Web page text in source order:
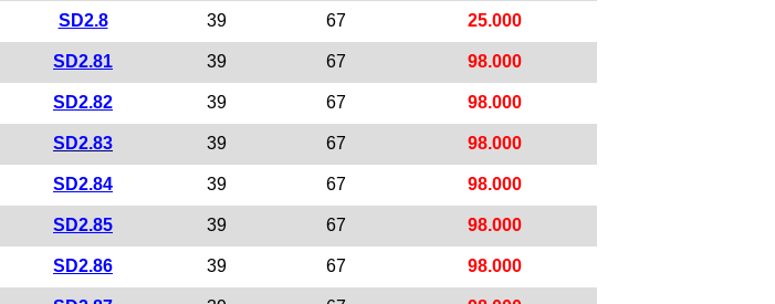
SD2.8 39 67 25.000
SD2.81 39 67 98.000
SD2.82 39 67 98.000
SD2.83 39 67 98.000
SD2.84 39 67 98.000
SD2.85 39 67 98.000
SD2.86 39 67 98.000